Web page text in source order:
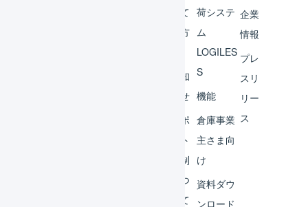
めて
の方
お知
らせ
サポ
ート
体制
につ
いて
荷システ
ム
LOGILES
S
機能
倉庫事業
主さま向
け
資料ダウ
ンロード
企業
情報
プレ
スリ
リー
ス